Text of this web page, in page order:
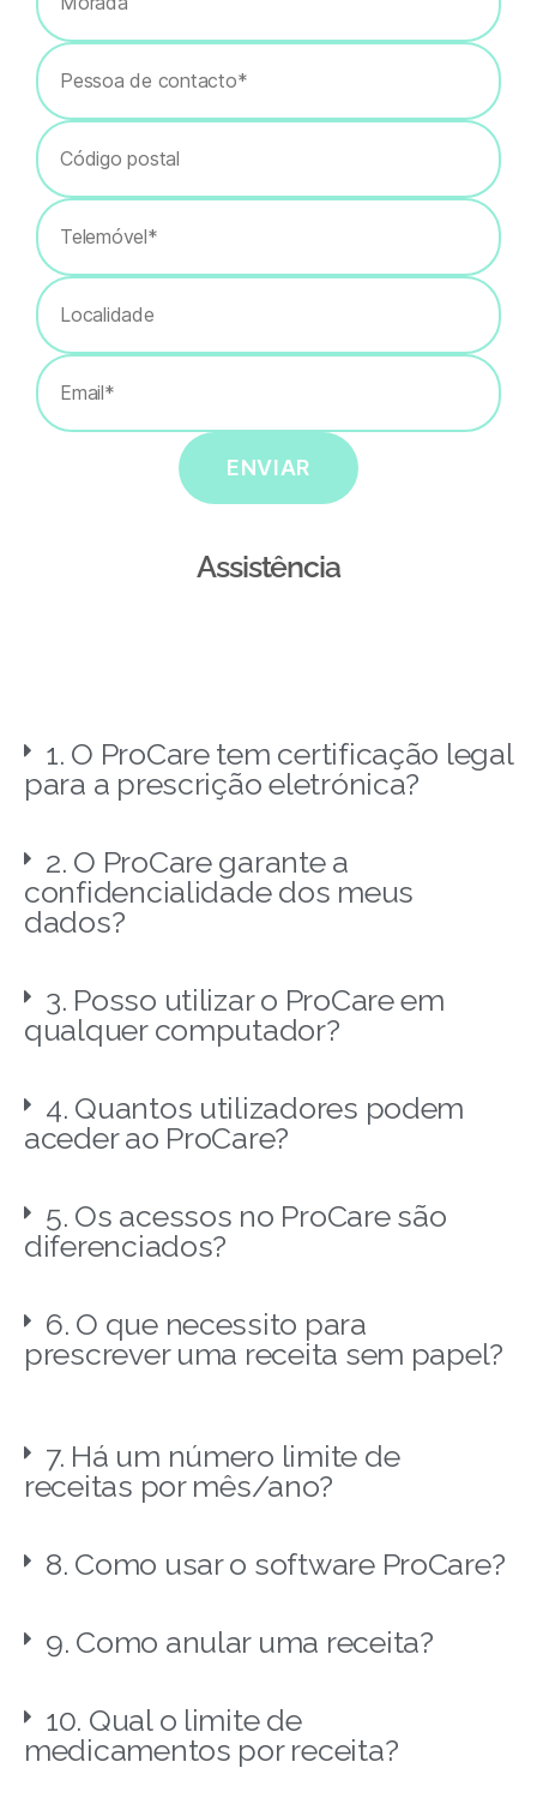
ENVIAR
Assistência
1. O ProCare tem certificação legal
para a prescrição eletrónica?
2. O ProCare garante a
confidencialidade dos meus
dados?
3. Posso utilizar o ProCare em
qualquer computador?
4. Quantos utilizadores podem
aceder ao ProCare?
5. Os acessos no ProCare são
diferenciados?
6. O que necessito para
prescrever uma receita sem papel?
7. Há um número limite de
receitas por mês/ano?
8. Como usar o software ProCare?
9. Como anular uma receita?
10. Qual o limite de
medicamentos por receita?